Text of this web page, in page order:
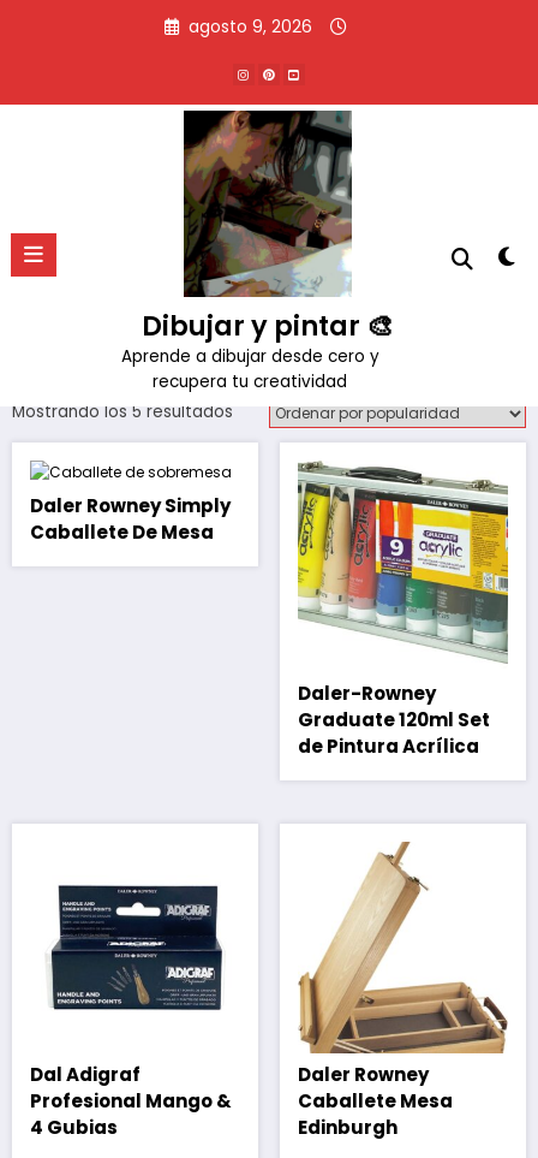
agosto 9, 2026
Dibujar y pintar 🎨
Aprende a dibujar desde cero y
recupera tu creatividad
Marca:Daler Rowney
Productos Daler Rowney
Mostrando los 5 resultados Ordenado
popularidad
Daler Rowney Simply
Caballete De Mesa
Daler-Rowney
Graduate 120ml Set
de Pintura Acrílica
Dal Adigraf
Profesional Mango &
4 Gubias
Daler Rowney
Caballete Mesa
Edinburgh